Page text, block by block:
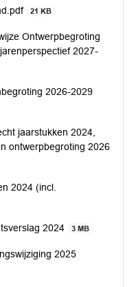
21 KB
Ontwerpbegroting
2027-
2026-2029
jaarstukken 2024,
ontwerpbegroting 2026
2024 (incl.
2024 3 MB
2025